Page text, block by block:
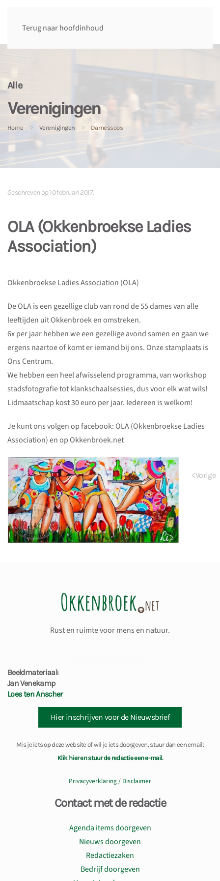
Terug naar hoofdinhoud
Alle
Verenigingen
Home Verenigingen Damessoos
Geschreven op10 februari 2017.
OLA (Okkenbroekse Ladies
Association)
Okkenbroekse Ladies Association (OLA)
De OLA is een gezellige club van rond de 55 dames van alle
leeftijden uit Okkenbroek en omstreken.
6x per jaar hebben we een gezellige avond samen en gaan we
ergens naartoe of komt er iemand bij ons. Onze stamplaats is
Ons Centrum.
We hebben een heel afwisselend programma, van workshop
stadsfotografie tot klankschaalsessies, dus voor elk wat wils!
Lidmaatschap kost 30 euro per jaar. Iedereen is welkom!
Je kunt ons volgen op facebook: OLA (Okkenbroekse Ladies
Association) en op Okkenbroek.net
Vorige
Rust en ruimte voor mens en natuur.
Beeldmateriaal:
Jan Venekamp
Loes ten Anscher
Hier inschrijven voor de Nieuwsbrief
Mis je iets op deze website of wil je iets doorgeven, stuur dan een email:
Klik hier en stuur de redactie een e-mail.
Privacyverklaring / Disclaimer
Contact met de redactie
Agenda items doorgeven
Nieuws doorgeven
Redactiezaken
Bedrijf doorgeven